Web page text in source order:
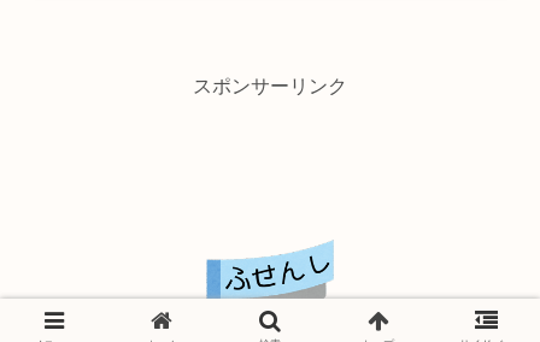
スポンサーリンク
© 2013 ふせんし.